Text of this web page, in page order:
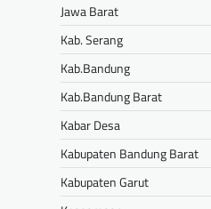
Jawa Barat
Kab. Serang
Kab.Bandung
Kab.Bandung Barat
Kabar Desa
Kabupaten Bandung Barat
Kabupaten Garut